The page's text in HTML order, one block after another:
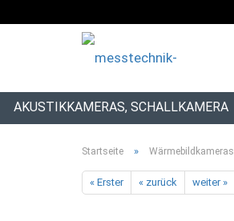
AKUSTIKKAMERAS, SCHALLKAMERA
Startseite » Wärmebildkameras
« Erster « zurück weiter »